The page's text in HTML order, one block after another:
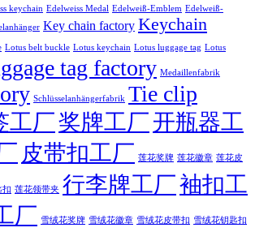
keychain Edelweiss Medal Edelweiß-Emblem Edelweiß-
Key chain factory Keychain
Lotus belt buckle Lotus keychain Lotus luggage tag Lotus
tag factory Medaillenfabrik
Schlüsselanhängerfabrik Tie clip
工厂奖牌工厂开瓶器工
皮带扣工厂 莲花奖牌 莲花徽章 莲花皮
扣 莲花领带夹 行李牌工厂袖扣工
厂 雪绒花奖牌 雪绒花徽章 雪绒花皮带扣 雪绒花钥匙扣